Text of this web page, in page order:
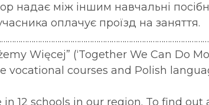
надає між іншим навчальні
оплачує проїзд на заняття.
Więcej” (‘Together We Can Do
vocational courses and Polish
12 schools in our region. To find